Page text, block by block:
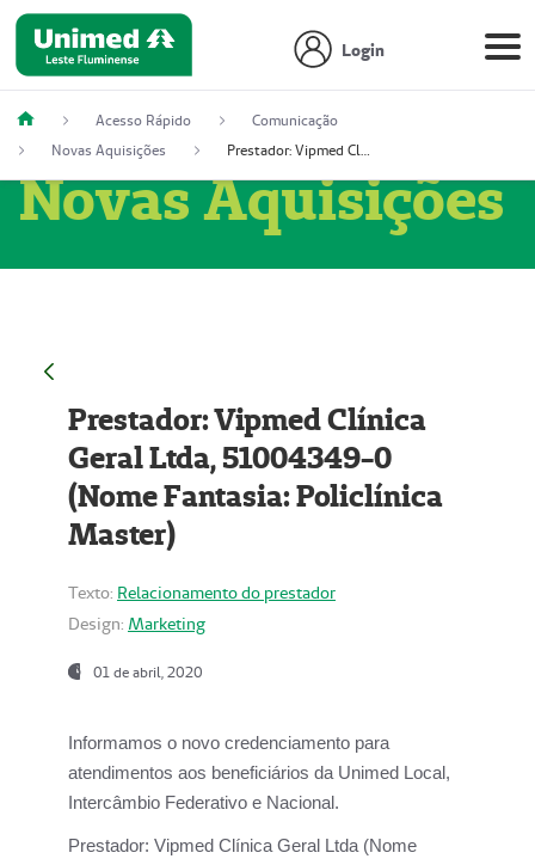
Login
Acesso Rápido
Comunicação
Novas Aquisições
Prestador: Vipmed Clínica Geral Ltda, 51004349-0 (Nome Fantasia: Policlínica Master)
Novas Aquisições
Prestador: Vipmed Clínica
Geral Ltda, 51004349-0
(Nome Fantasia: Policlínica
Master)
Texto: Relacionamento do prestador
Design: Marketing
01 de abril, 2020
Informamos o novo credenciamento para
atendimentos aos beneficiários da Unimed Local,
Intercâmbio Federativo e Nacional.
Prestador: Vipmed Clínica Geral Ltda (Nome